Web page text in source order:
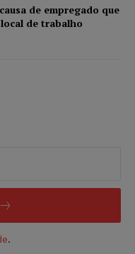
de empregado que
de trabalho
.